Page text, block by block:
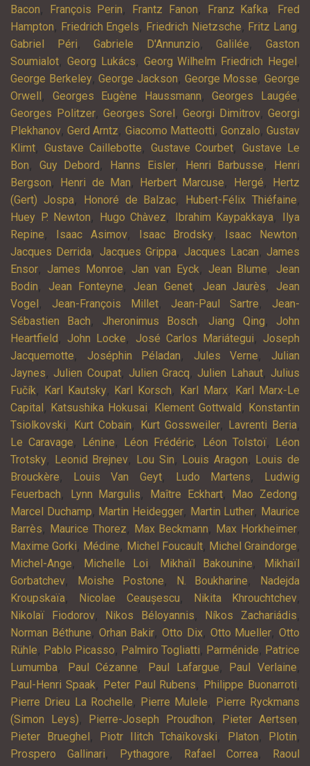
Bacon, François Perin, Frantz Fanon, Franz Kafka,
Fred
Hampton, Friedrich Engels, Friedrich Nietzsche, Fritz Lang,
Gabriel Péri,Gabriele D'Annunzio,Galilée,Gaston
Soumialot, Georg Lukács, Georg Wilhelm Friedrich Hegel ,
George Berkeley,George Jackson, George Mosse,George
Orwell , Georges Eugène Haussmann,Georges Laugée,
Georges Politzer, Georges Sorel , Georgi Dimitrov, Georgi
Plekhanov,Gerd Arntz, Giacomo Matteotti, Gonzalo,Gustav
Klimt, Gustave Caillebotte, Gustave Courbet,Gustave Le
Bon, Guy Debord , Hanns Eisler, Henri Barbusse,
Henri
Bergson, Henri de Man, Herbert Marcuse, Hergé,
Hertz
(Gert) Jospa, Honoré de Balzac, Hubert-Félix Thiéfaine,
Huey P. Newton, Hugo Chàvez, Ibrahim Kaypakkaya,
Ilya
Repine, Isaac Asimov, Isaac Brodsky, Isaac Newton,
Jacques Derrida, Jacques Grippa, Jacques Lacan, James
Ensor, James Monroe, Jan van Eyck, Jean Blume, Jean
Bodin, Jean Fonteyne, Jean Genet, Jean Jaurès, Jean
Vogel , Jean-François Millet, Jean-Paul Sartre, Jean-
Sébastien Bach, Jheronimus Bosch, Jiang Qing, John
Heartfield , John Locke, José Carlos Mariátegui, Joseph
Jacquemotte, Joséphin Péladan, Jules Verne, Julian
Jaynes, Julien Coupat, Julien Gracq, Julien Lahaut, Julius
Fučík, Karl Kautsky, Karl Korsch, Karl Marx, Karl Marx-Le
Capital , Katsushika Hokusai, Klement Gottwald , Konstantin
Tsiolkovski, Kurt Cobain, Kurt Gossweiler, Lavrenti Beria,
Le Caravage, Lénine, Léon Frédéric, Léon Tolstoï,
Léon
Trotsky, Leonid Brejnev, Lou Sin, Louis Aragon, Louis de
Brouckère, Louis Van Geyt, Ludo Martens,
Ludwig
Feuerbach, Lynn Margulis, Maître Eckhart, Mao Zedong,
Marcel Duchamp, Martin Heidegger, Martin Luther, Maurice
Barrès, Maurice Thorez, Max Beckmann, Max Horkheimer,
Maxime Gorki, Médine, Michel Foucault, Michel Graindorge,
Michel-Ange, Michelle Loi, Mikhaïl Bakounine,
Mikhaïl
Gorbatchev, Moishe Postone, N. Boukharine,
Nadejda
Kroupskaïa, Nicolae Ceaușescu, Nikita Khrouchtchev,
Nikolaï Fiodorov, Nikos Béloyannis, Níkos Zachariádis,
Norman Béthune, Orhan Bakir, Otto Dix, Otto Mueller, Otto
Rühle, Pablo Picasso, Palmiro Togliatti, Parménide, Patrice
Lumumba, Paul Cézanne, Paul Lafargue, Paul Verlaine,
Paul-Henri Spaak, Peter Paul Rubens, Philippe Buonarroti,
Pierre Drieu La Rochelle, Pierre Mulele,
Pierre Ryckmans
(Simon Leys), Pierre-Joseph Proudhon, Pieter Aertsen,
Pieter Brueghel , Piotr Ilitch Tchaïkovski, Platon, Plotin,
Prospero Gallinari, Pythagore, Rafael Correa,
Raoul